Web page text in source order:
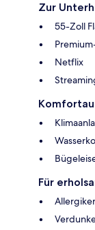
Zur
55-Zoll
Netflix
Für